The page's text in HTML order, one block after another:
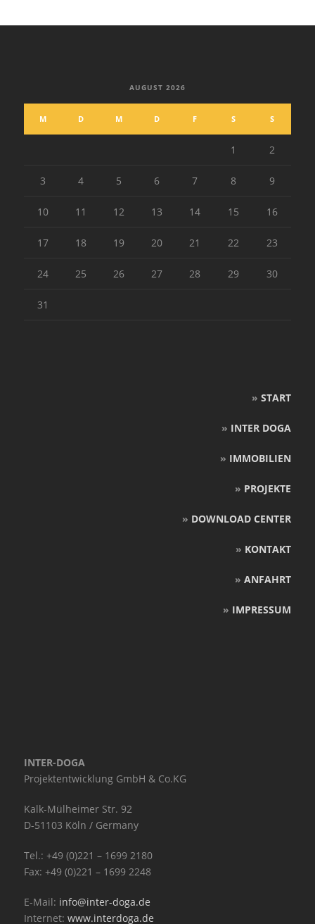
AUGUST 2026
M D M D F S S
1 2
3 4 5 6 7 8 9
10 11 12 13 14 15 16
17 18 19 20 21 22 23
24 25 26 27 28 29 30
31
» START
» INTER DOGA
» IMMOBILIEN
» PROJEKTE
» DOWNLOAD CENTER
» KONTAKT
» ANFAHRT
» IMPRESSUM
INTER-DOGA
Projektentwicklung GmbH & Co.KG
Kalk-Mülheimer Str. 92
D-51103 Köln / Germany
Tel.: +49 (0)221 – 1699 2180
Fax: +49 (0)221 – 1699 2248
E-Mail: info@inter-doga.de
Internet: www.interdoga.de